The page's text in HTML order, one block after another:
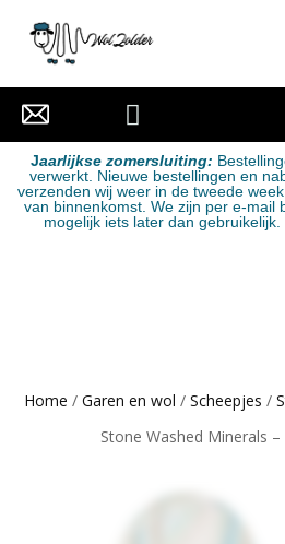
Jaarlijkse zomersluiting:
verwerkt. Nieuwe bestellingen en
verzenden wij weer in de tweede
van binnenkomst. We zijn per e-mail
mogelijk iets later dan
Home / Garen en wol / Scheepjes /
Stone Washed Minerals